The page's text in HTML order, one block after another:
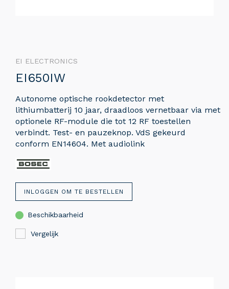
EI ELECTRONICS
EI650IW
Autonome optische rookdetector met
lithiumbatterij 10 jaar, draadloos vernetbaar via met
optionele RF-module die tot 12 RF toestellen
verbindt. Test- en pauzeknop. VdS gekeurd
conform EN14604. Met audiolink
INLOGGEN OM TE BESTELLEN
Beschikbaarheid
Vergelijk